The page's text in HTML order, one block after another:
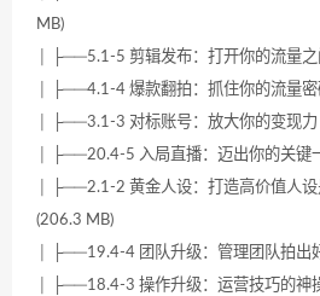
MB)
│ ├──5.1-5 剪辑发布：打开你的流量
│ ├──4.1-4 爆款翻拍：抓住你的流量密
│ ├──3.1-3 对标账号：放大你的变现力
│ ├──20.4-5 入局直播：迈出你的关键
│ ├──2.1-2 黄金人设：打造高价值人
(206.3 MB)
│ ├──19.4-4 团队升级：管理团队拍出
│ ├──18.4-3 操作升级：运营技巧的神